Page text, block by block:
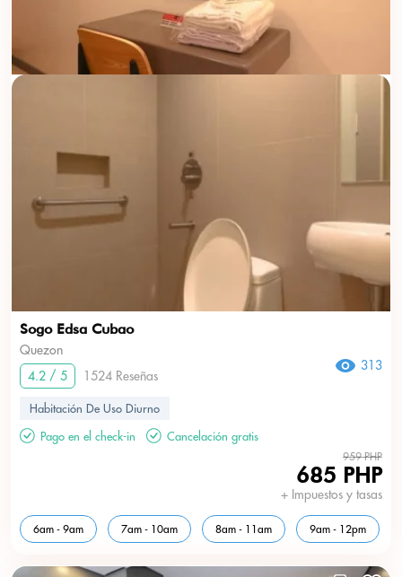
Sogo Edsa Cubao
Quezon
4.2 / 5
1524 Reseñas
313
Habitación De Uso Diurno
Pago en el check-in
Cancelación gratis
959 PHP
685 PHP
+ Impuestos y tasas
6am - 9am 7am - 10am 8am - 11am 9am - 12pm